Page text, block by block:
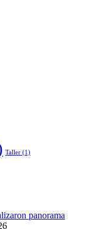
Taller (1)
panorama